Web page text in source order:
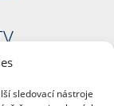
sledovací nástroje